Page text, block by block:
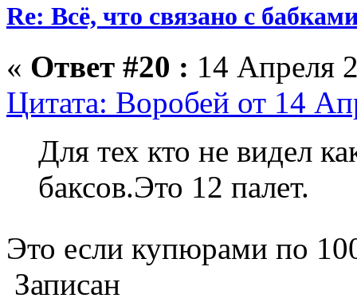
Re: Всё, что связано с
« Ответ #20 : 14 Апреля
Цитата: Воробей от 14
Для тех кто не видел
баксов.Это 12 палет.
Это если купюрами по
Записан